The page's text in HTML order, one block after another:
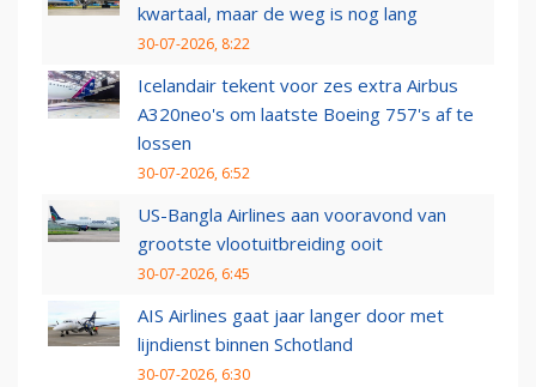
kwartaal, maar de weg is nog lang
30-07-2026, 8:22
Icelandair tekent voor zes extra Airbus
A320neo's om laatste Boeing 757's af te
lossen
30-07-2026, 6:52
US-Bangla Airlines aan vooravond van
grootste vlootuitbreiding ooit
30-07-2026, 6:45
AIS Airlines gaat jaar langer door met
lijndienst binnen Schotland
30-07-2026, 6:30